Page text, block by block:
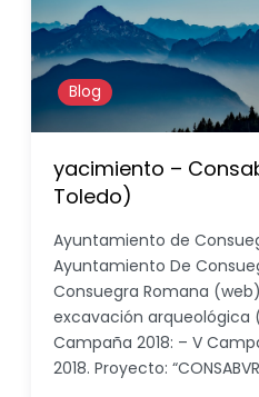
Blog
yacimiento –
Toledo)
Ayuntamiento de
Ayuntamiento De
Consuegra Romana
excavación
Campaña 2018: – V
2018. Proyecto: